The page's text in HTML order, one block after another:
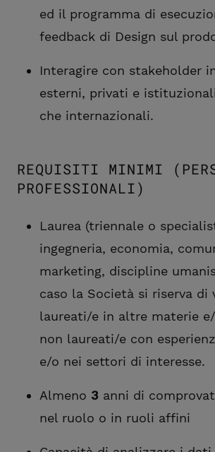
ed il programma di
feedback di Design sul
Interagire con stakeholder
esterni, privati e
che internazionali.
REQUISITI MINIMI
PROFESSIONALI)
Laurea (triennale o
ingegneria, economia,
marketing, discipline
caso la Società si riserva di
laureati/e in altre materie
non laureati/e con
e/o nei settori di interesse.
Almeno 3 anni di
nel ruolo o in ruoli affini